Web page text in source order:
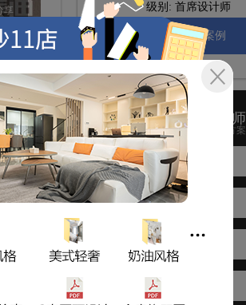
享
级别: 首席设计师
查看ta其它案例
免费
免费预约该设计师
提交您的信息领取定制方案